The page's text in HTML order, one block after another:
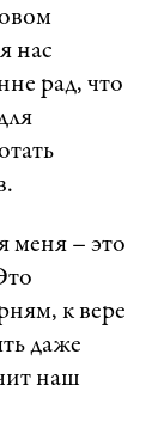
нас
рад, что
меня – это
к вере
даже
наш